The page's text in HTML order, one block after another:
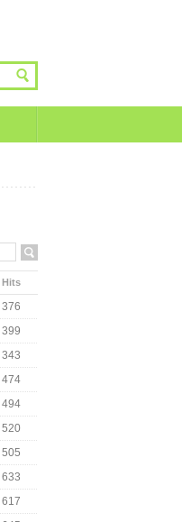
Hits
376
399
343
474
494
520
505
633
617